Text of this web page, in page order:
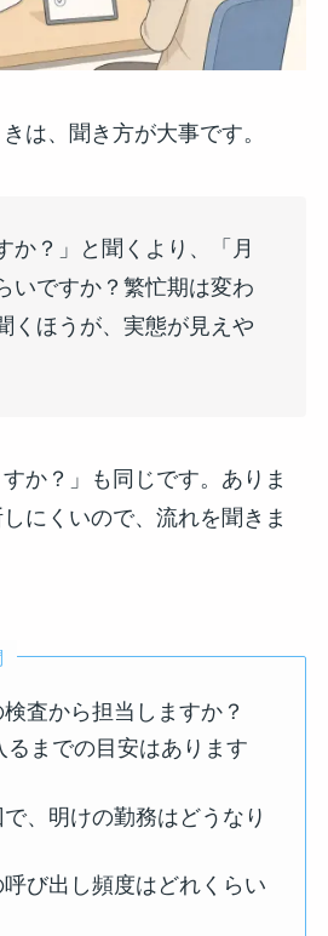
は、聞き方が大事です。
か？」と聞くより、「月
いですか？繁忙期は変わ
くほうが、実態が見えや
すか？」も同じです。ありま
にくいので、流れを聞きま
査から担当しますか？
るまでの目安はあります
、明けの勤務はどうなり
び出し頻度はどれくらい